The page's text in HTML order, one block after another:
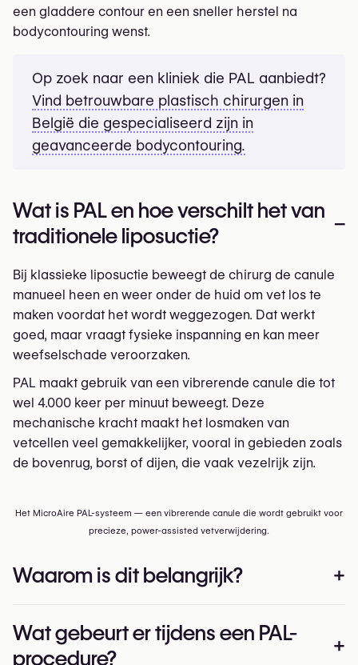
een gladdere contour en een sneller herstel na
bodycontouring wenst.
Op zoek naar een kliniek die PAL aanbiedt?
Vind betrouwbare plastisch chirurgen in
België die gespecialiseerd zijn in
geavanceerde bodycontouring.
Wat is PAL en hoe verschilt het van
traditionele liposuctie?
–
Bij klassieke liposuctie beweegt de chirurg de canule
manueel heen en weer onder de huid om vet los te
maken voordat het wordt weggezogen. Dat werkt
goed, maar vraagt fysieke inspanning en kan meer
weefselschade veroorzaken.
PAL maakt gebruik van een vibrerende canule die tot
wel 4.000 keer per minuut beweegt. Deze
mechanische kracht maakt het losmaken van
vetcellen veel gemakkelijker, vooral in gebieden zoals
de bovenrug, borst of dijen, die vaak vezelrijk zijn.
Het MicroAire PAL-systeem — een vibrerende canule die wordt gebruikt voor
precieze, power-assisted vetverwijdering.
Waarom is dit belangrijk? +
Kortere operatietijd
Wat gebeurt er tijdens een PAL-
procedure?
+